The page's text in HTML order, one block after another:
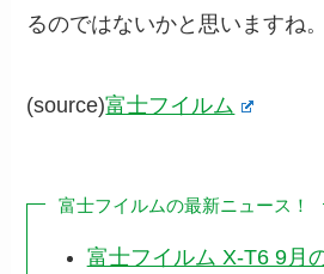
るのではないかと思いますね。
(source)富士フイルム
富士フイルムの最新ニュース！
富士フイルム X-T6 9月